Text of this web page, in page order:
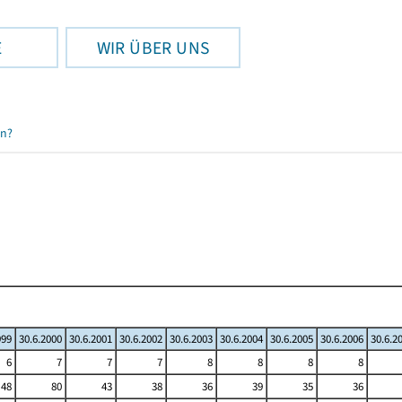
WIR ÜBER UNS
30.6.2000 30.6.2001 30.6.2002 30.6.2003 30.6.2004 30.6.2005 30.6.2006
6 7 7 7 8 8 8
8
48 80 43 38 36 39 35
36